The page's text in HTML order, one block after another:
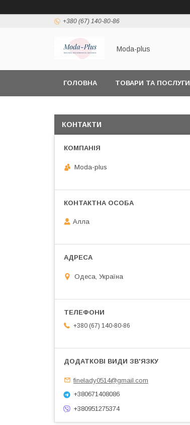
+380 (67) 140-80-86
Moda-plus
ГОЛОВНА ТОВАРИ ТА ПОСЛУГИ
КОНТАКТИ
Moda-plus
Алла
Одеса, Україна
+380 (67) 140-80-86
finelady0514@gmail.com
+380671408086
+380951275374